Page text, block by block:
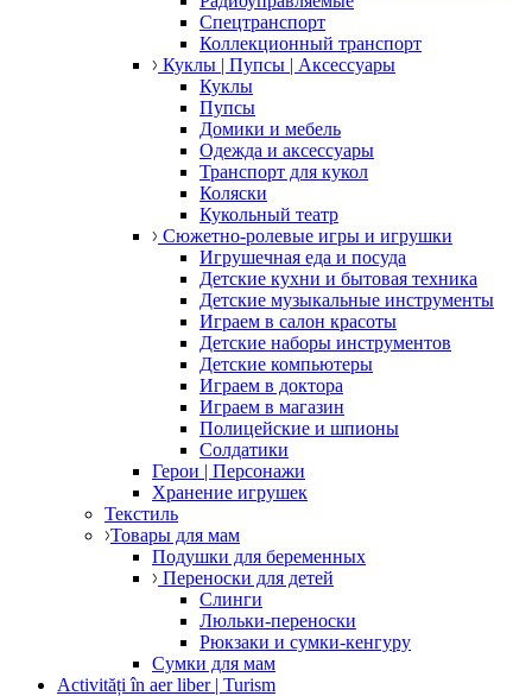
Спецтранспорт
Коллекционный транспорт
Куклы | Пупсы | Аксессуары
Куклы
Пупсы
Домики и мебель
Одежда и аксессуары
Транспорт для кукол
Коляски
Кукольный театр
Сюжетно-ролевые игры и игрушки
Игрушечная еда и посуда
Детские кухни и бытовая техника
Детские музыкальные инструменты
Играем в салон красоты
Детские наборы инструментов
Детские компьютеры
Играем в доктора
Играем в магазин
Полицейские и шпионы
Солдатики
Герои | Персонажи
Хранение игрушек
Текстиль
Товары для мам
Подушки для беременных
Переноски для детей
Слинги
Люльки-переноски
Рюкзаки и сумки-кенгуру
Сумки для мам
Activități în aer liber | Turism